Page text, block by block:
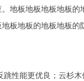
地板地板地板地板的
板地板的地板地板的
性能更优良；云杉木